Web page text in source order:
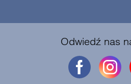
Odwiedź nas